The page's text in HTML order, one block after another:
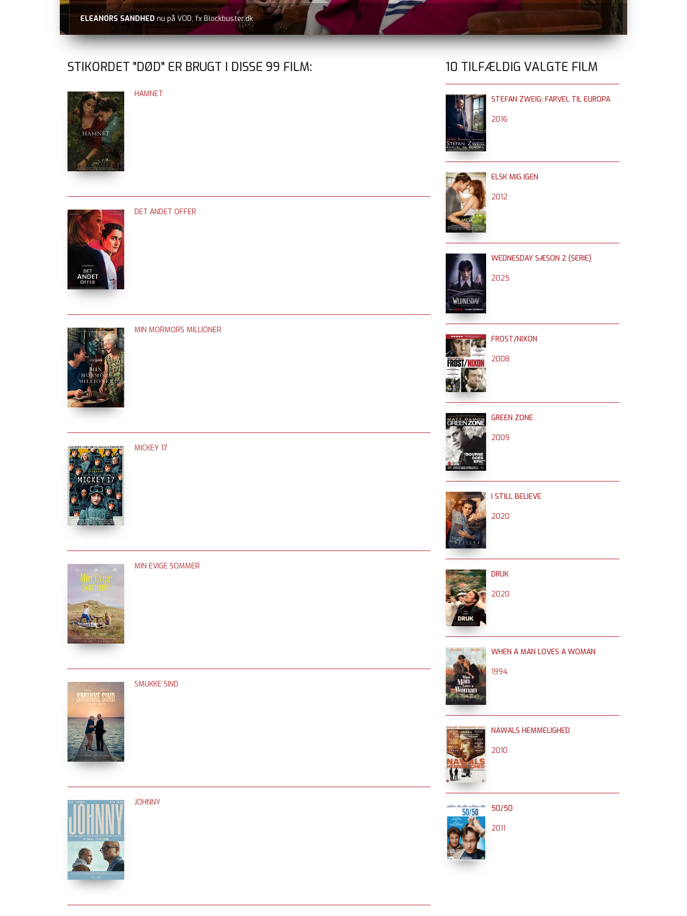
ELEANORS SANDHED nu på VOD, fx Blockbuster.dk
STIKORDET "DØD" ER BRUGT I DISSE 99 FILM:
HAMNET
DET ANDET OFFER
MIN MORMORS MILLIONER
MICKEY 17
MIN EVIGE SOMMER
SMUKKE SIND
JOHNNY
10 TILFÆLDIG VALGTE FILM
STEFAN ZWEIG: FARVEL TIL EUROPA
2016
ELSK MIG IGEN
2012
WEDNESDAY SÆSON 2 (SERIE)
2025
FROST/NIXON
2008
GREEN ZONE
2009
I STILL BELIEVE
2020
DRUK
2020
WHEN A MAN LOVES A WOMAN
1994
NAWALS HEMMELIGHED
2010
50/50
2011